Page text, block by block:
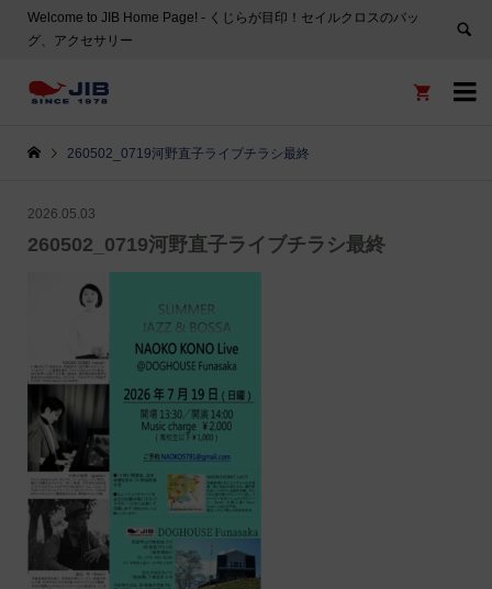
Welcome to JIB Home Page! ‐ くじらが目印！セイルクロスのバッ
グ、アクセサリー


260502_0719河野直子ライブチラシ最終
2026.05.03
260502_0719河野直子ライブチラシ最終